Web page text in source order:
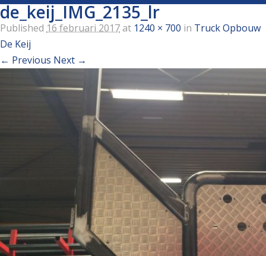
de_keij_IMG_2135_lr
Published 16 februari 2017at 1240 × 700 in Truck Opbouw
De Keij
← Previous Next →